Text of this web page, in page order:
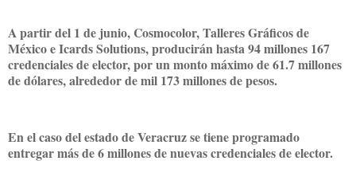
A partir del 1 de junio, Cosmocolor, Talleres Gráficos de
México e Icards Solutions, producirán hasta 94 millones 167
credenciales de elector, por un monto máximo de 61.7 millones
de dólares, alrededor de mil 173 millones de pesos.
En el caso del estado de Veracruz se tiene programado
entregar más de 6 millones de nuevas credenciales de elector.